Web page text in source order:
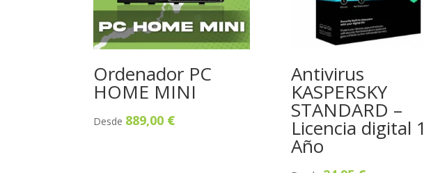
Ordenador PC
HOME MINI
Desde 889,00 €
Antivirus
KASPERSKY
STANDARD –
Licencia digital 1
Año